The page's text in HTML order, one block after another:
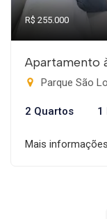
R$ 255.000
Apartamento
Parque São
2 Quartos 1
Mais informações